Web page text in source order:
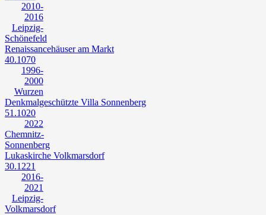
2010-
2016
Leipzig-
Schönefeld
Renaissancehäuser am Markt
40.1070
1996-
2000
Wurzen
Denkmalgeschützte Villa Sonnenberg
51.1020
2022
Chemnitz-
Sonnenberg
Lukaskirche Volkmarsdorf
30.1221
2016-
2021
Leipzig-
Volkmarsdorf